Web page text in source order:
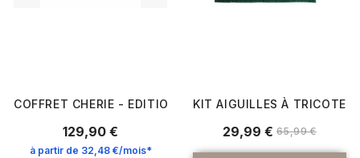
COFFRET CHERIE - EDITION LIMITEE - 10 PAIRES
129,90 €
à partir de 32,48 €/mois*
KIT AIGUILLES À
29,99 € 65,99 €